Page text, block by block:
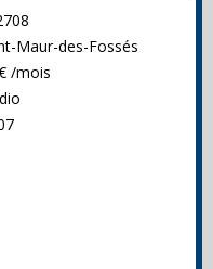
Maur-des-Fossés
/mois